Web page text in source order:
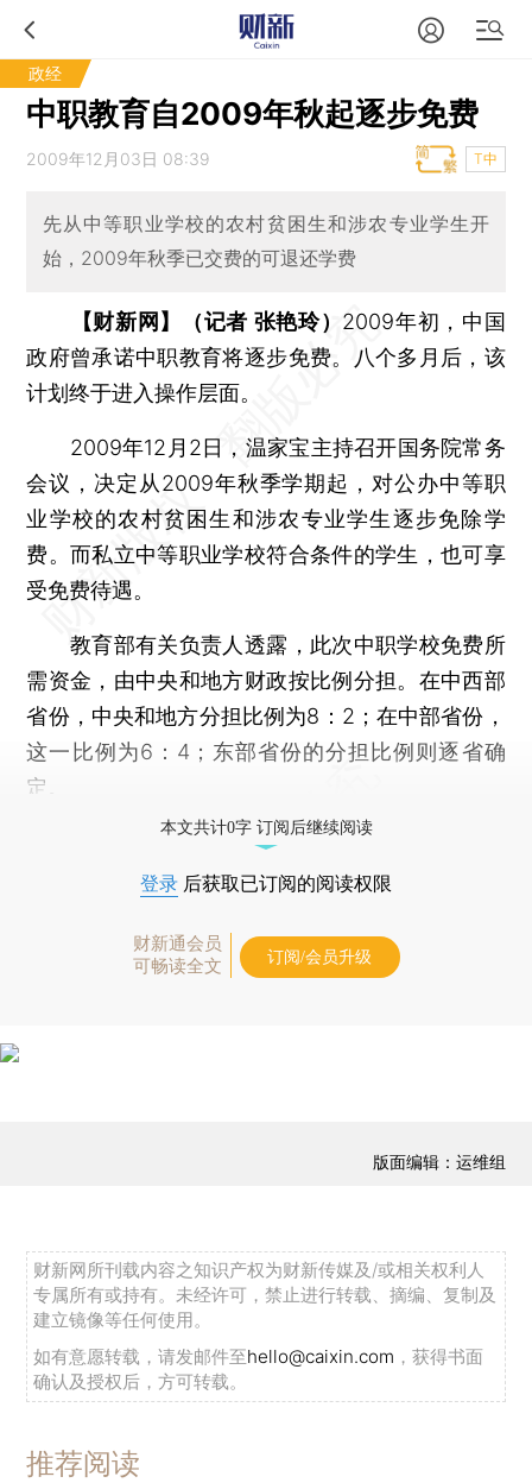
政经
中职教育自2009年秋起逐步免费
2009年12月03日 08:39 T中
先从中等职业学校的农村贫困生和涉农专业学生开
始，2009年秋季已交费的可退还学费
【财新网】（记者 张艳玲） 2009年初，中国
政府曾承诺中职教育将逐步免费。八个多月后，该
计划终于进入操作层面。
2009年12月2日，温家宝主持召开国务院常务
会议，决定从2009年秋季学期起，对公办中等职
业学校的农村贫困生和涉农专业学生逐步免除学
费。而私立中等职业学校符合条件的学生，也可享
受免费待遇。
教育部有关负责人透露，此次中职学校免费所
需资金，由中央和地方财政按比例分担。在中西部
省份，中央和地方分担比例为8：2；在中部省份，
这一比例为6：4；东部省份的分担比例则逐省确
定。
本文共计0字 订阅后继续阅读
登录 后获取已订阅的阅读权限
财新通会员
可畅读全文
订阅/会员升级
版面编辑：运维组
财新网所刊载内容之知识产权为财新传媒及/或相关权利人
专属所有或持有。未经许可，禁止进行转载、摘编、复制及
建立镜像等任何使用。
如有意愿转载，请发邮件至hello@caixin.com ，获得书面
确认及授权后，方可转载。
推荐阅读